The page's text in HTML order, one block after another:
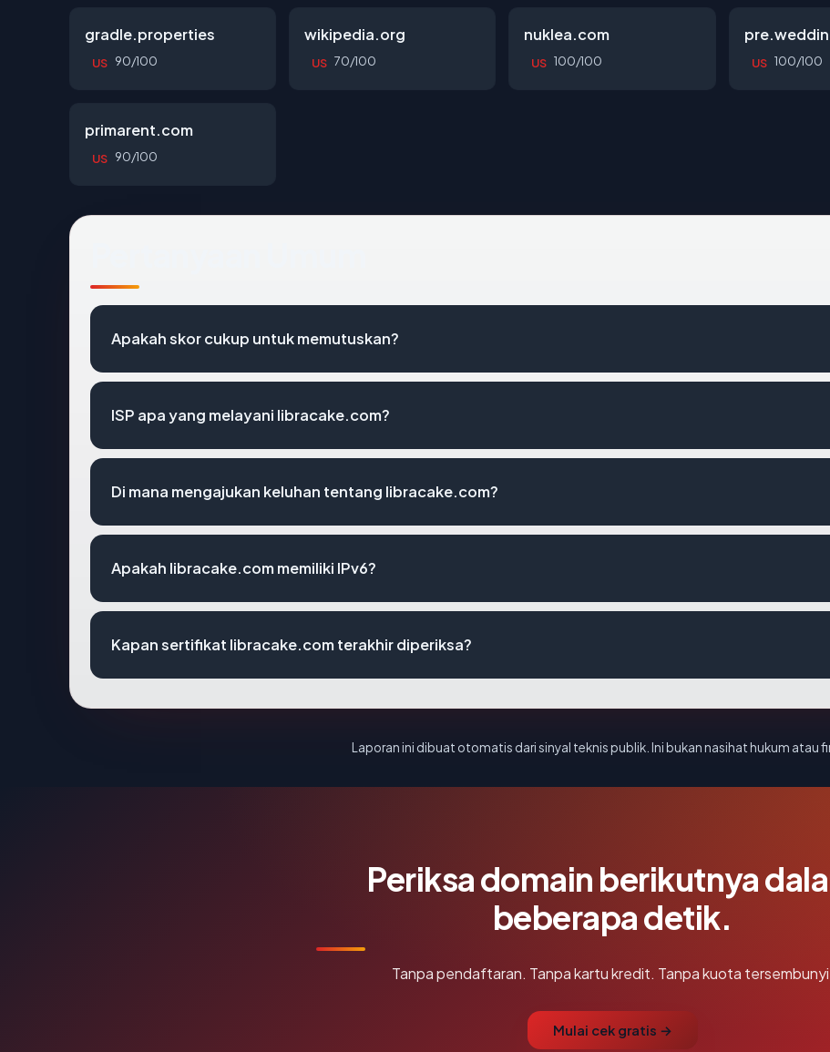
gradle.properties
US 90/100
wikipedia.org
US 70/100
nuklea.com
US 100/100 US 100/100
primarent.com
US 90/100
Apakah skor cukup untuk memutuskan?
ISP apa yang melayani libracake.com?
Di mana mengajukan keluhan tentang libracake.com?
Apakah libracake.com memiliki IPv6?
Kapan sertifikat libracake.com terakhir diperiksa?
Laporan ini dibuat otomatis dari sinyal teknis publik. Ini bukan nasihat hukum atau
Periksa domain berikutnya
beberapa detik.
Tanpa pendaftaran. Tanpa kartu kredit. Tanpa kuota
Mulai cek gratis →